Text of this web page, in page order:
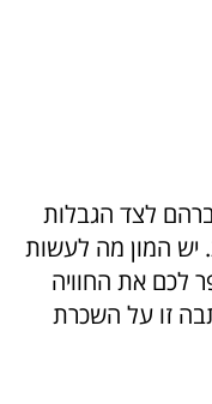
לצד הגבלות
יש המון מה לעשות
לכם את החוויה
זו על השכרת